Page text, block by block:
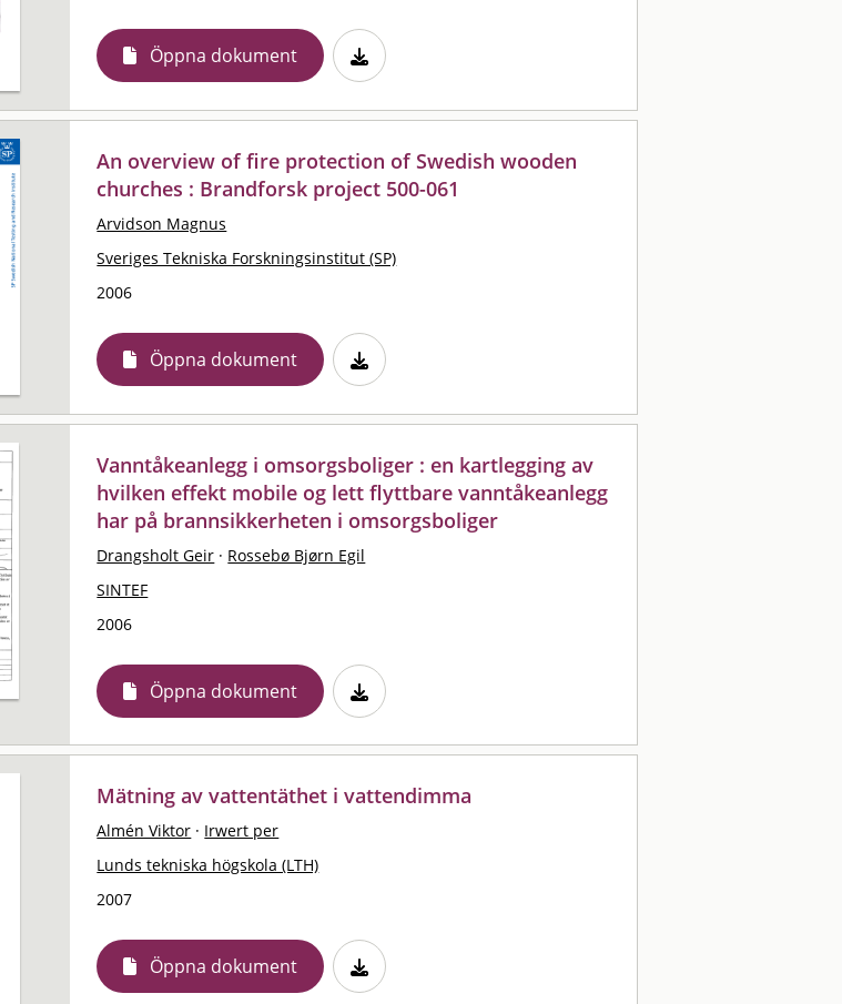
Öppna dokument
An overview of fire protection of Swedish wooden
churches : Brandforsk project 500-061
Arvidson Magnus
Sveriges Tekniska Forskningsinstitut (SP)
2006
Öppna dokument
Vanntåkeanlegg i omsorgsboliger : en kartlegging av
hvilken effekt mobile og lett flyttbare vanntåkeanlegg
har på brannsikkerheten i omsorgsboliger
Drangsholt Geir · Rossebø Bjørn Egil
SINTEF
2006
Öppna dokument
Mätning av vattentäthet i vattendimma
Almén Viktor · Irwert per
Lunds tekniska högskola (LTH)
2007
Öppna dokument